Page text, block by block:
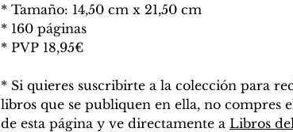
* Tamaño: 14,50 cm x 21,50 cm
* 160 páginas
* PVP 18,95€
* Si quieres suscribirte a la colección para
libros que se publiquen en ella, no compres
de esta página y ve directamente a Libros